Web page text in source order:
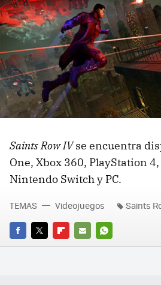
Saints Row IVse encuentra
One, Xbox 360, PlayStation
Nintendo Switch y PC.
FACEBOOK
TWITTERFLIPBOARD
E-
WHATSAPP
TEMAS Videojuegos Saints